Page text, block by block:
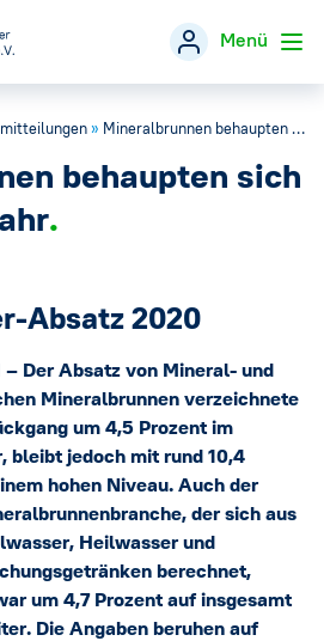
Menü
→
→
» Mineralbrunnen behaupten sich im Corona-Jahr
behaupten sich
Absatz 2020
– Der Absatz von Mineral- und
Mineralbrunnen verzeichnete
um 4,5 Prozent im
bleibt jedoch mit rund 10,4
hohen Niveau. Auch der
der sich aus
Heilwasser und
berechnet,
um 4,7 Prozent auf insgesamt
Die Angaben beruhen auf